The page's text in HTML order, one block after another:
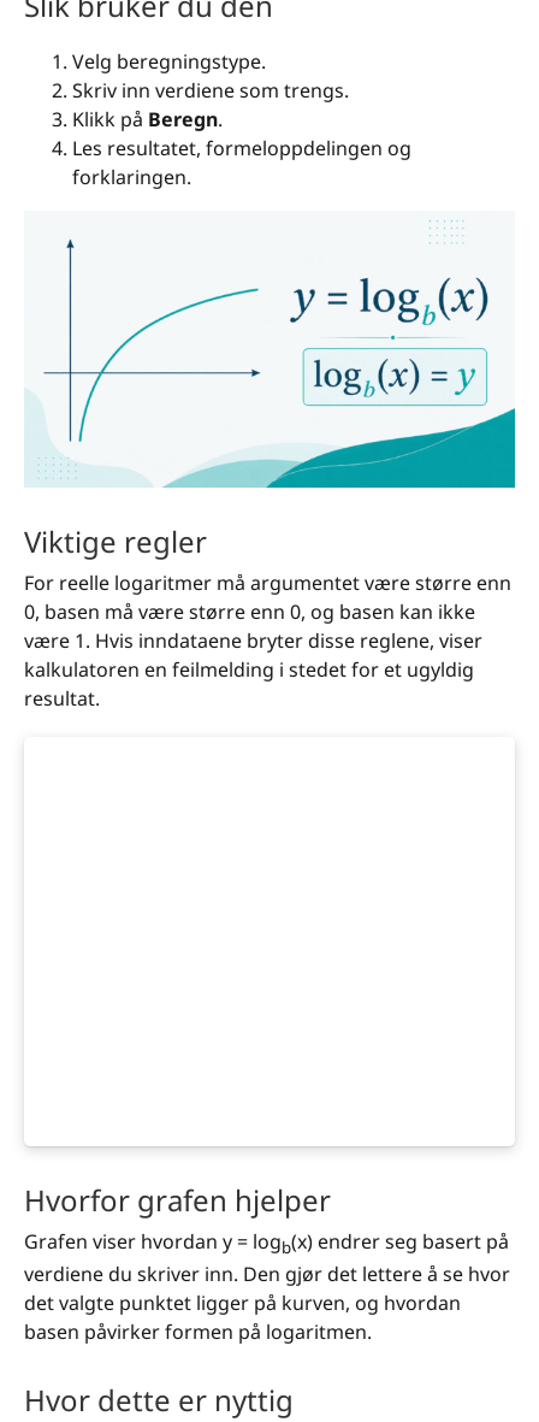
Velg beregningstype.
Skriv inn verdiene som trengs.
Klikk på Beregn.
Les resultatet, formeloppdelingen og
forklaringen.
Viktige regler
For reelle logaritmer må argumentet være større enn
0, basen må være større enn 0, og basen kan ikke
være 1. Hvis inndataene bryter disse reglene, viser
kalkulatoren en feilmelding i stedet for et ugyldig
resultat.
Hvorfor grafen hjelper
Grafen viser hvordan y = logb(x) endrer seg basert på
verdiene du skriver inn. Den gjør det lettere å se hvor
det valgte punktet ligger på kurven, og hvordan
basen påvirker formen på logaritmen.
Hvor dette er nyttig